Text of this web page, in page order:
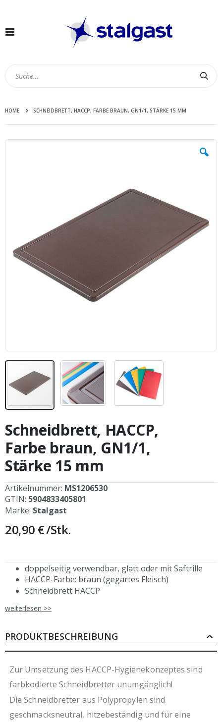
Navigation
HOME SCHNEIDBRETT, HACCP, FARBE BRAUN, GN1/1, STÄRKE 15 MM
Zum
Anfang
der
Bildergalerie
springen
Schneidbrett, HACCP,
Farbe braun, GN1/1,
Stärke 15 mm
Artikelnummer: MS1206530
GTIN: 5904833405801
Marke: Stalgast
20,90 €/Stk.
doppelseitig verwendbar, glatt oder mit Saftrille
HACCP-Farbe: braun (gegartes Fleisch)
Schneidbrett HACCP
spülmaschinenfest
530 x 325 x 15 mm (BxTxH)
erhältlich in den sechs verschiedenen HACCP-
weiterlesen >>
PRODUKTBESCHREIBUNG
Zur Umsetzung des HACCP-Hygienekonzeptes sind
farbkodierte Schneidbretter unumgänglich!
Die Schneidbretter aus Polypropylen sind
geschmacksneutral, hitzebeständig und für eine